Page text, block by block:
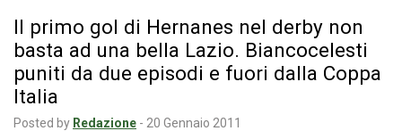
Il primo gol di Hernanes nel derby non
basta ad una bella Lazio. Biancocelesti
puniti da due episodi e fuori dalla Coppa
Italia
Posted by Redazione - 20 Gennaio 2011